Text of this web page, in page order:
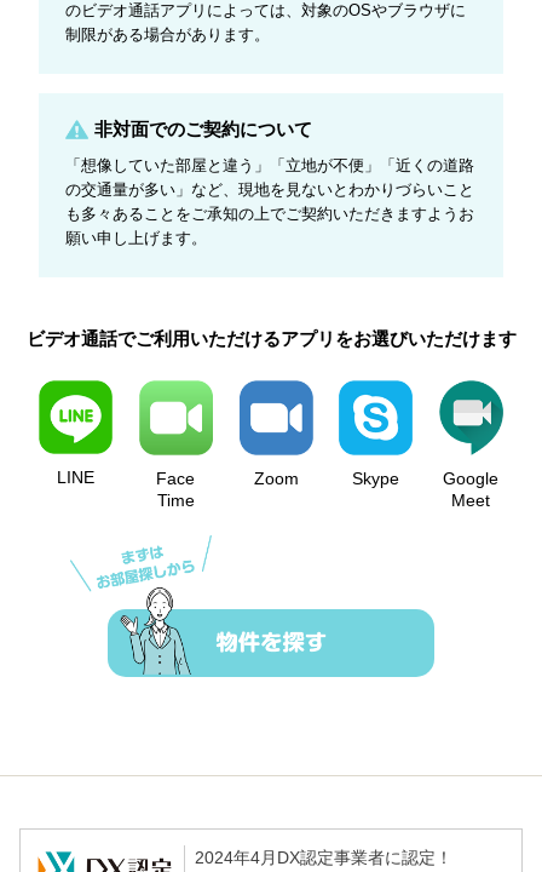
のビデオ通話アプリによっては、対象のOSやブラウザに
制限がある場合があります。
非対面でのご契約について
「想像していた部屋と違う」「立地が不便」「近くの道路
の交通量が多い」など、現地を見ないとわかりづらいこと
も多々あることをご承知の上でご契約いただきますようお
願い申し上げます。
ビデオ通話でご利用いただけるアプリをお選びいただけます
LINE
Face
Time
Zoom Skype
Google
Meet
2024年4月DX認定事業者に認定！